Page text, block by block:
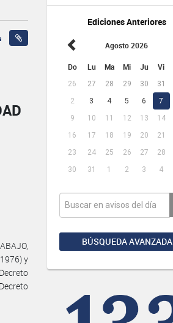
Ediciones Anteriores
Agosto 2026
Do Lu Ma Mi Ju Vi
26 27 28 29 30 31
2
3 4 5 6 7
9
10 11 12 13 14
16
17 18 19 20 21
23
24 25 26 27 28
30
31 1 2 3 4
BÚSQUEDA AVANZADA
y